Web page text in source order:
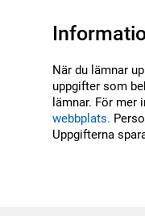
När du lämnar
uppgifter som
lämnar. För
webbplats.
Uppgifterna